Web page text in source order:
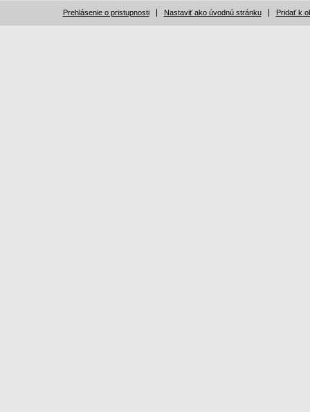
Prehlásenie o pristupnosti Nastaviť ako úvodnú stránku Pridať k